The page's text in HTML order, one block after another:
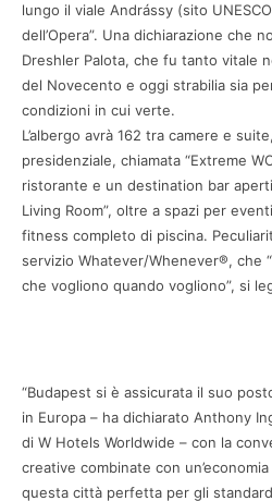
lungo il viale Andrássy (sito
dell’Opera”. Una dichiarazione che
Dreshler Palota, che fu tanto vitale
del Novecento e oggi strabilia sia
condizioni in cui verte.
L’albergo avrà 162 tra camere e
presidenziale, chiamata “Extreme
ristorante e un destination bar
Living Room”, oltre a spazi per
fitness completo di piscina.
servizio Whatever/Whenever®, che
che vogliono quando vogliono”, si
“Budapest si è assicurata il suo
in Europa – ha dichiarato Anthony
di W Hotels Worldwide – con la
creative combinate con
questa città perfetta per gli